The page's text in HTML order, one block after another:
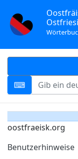
oostfraeisk.org
Benutzerhinweise